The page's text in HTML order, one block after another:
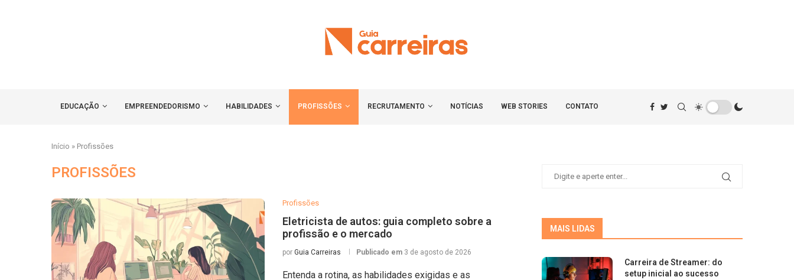
EDUCAÇÃO EMPREENDEDORISMO HABILIDADES PROFISSÕES RECRUTAMENTO NOTÍCIAS WEB STORIES CONTATO
Início » Profissões
PROFISSÕES
Profissões
Eletricista de autos: guia completo sobre a
profissão e o mercado
por Guia Carreiras Publicado em 3 de agosto de 2026
Entenda a rotina, as habilidades exigidas e as
MAIS LIDAS
Carreira de Streamer: do
setup inicial ao sucesso